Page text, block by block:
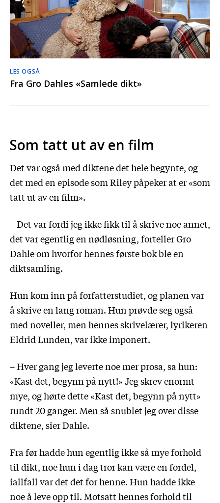
LES OGSÅ
Fra Gro Dahles «Samlede dikt»
Som tatt ut av en film
Det var også med diktene det hele begynte, og
det med en episode som Riley påpeker at er «som
tatt ut av en film».
– Det var fordi jeg ikke fikk til å skrive noe annet,
det var egentlig en nødløsning, forteller Gro
Dahle om hvorfor hennes første bok ble en
diktsamling.
Hun kom inn på forfatterstudiet, og planen var
å skrive en lang roman. Hun prøvde seg også
med noveller, men hennes skrivelærer, lyrikeren
Eldrid Lunden, var ikke imponert.
– Hver gang jeg leverte noe mer prosa, sa hun:
«Kast det, begynn på nytt!» Jeg skrev enormt
mye, og hørte dette «Kast det, begynn på nytt»
rundt 20 ganger. Men så snublet jeg over disse
diktene, sier Dahle.
Fra før hadde hun egentlig ikke så mye forhold
til dikt, noe hun i dag tror kan være en fordel,
iallfall var det det for henne. Hun hadde ikke
noe å leve opp til. Motsatt hennes forhold til